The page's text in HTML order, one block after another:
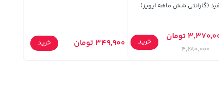
(گارانتی شش ماهه ایویز)
تومان
4,280,000
خرید 349,900 تومان خرید